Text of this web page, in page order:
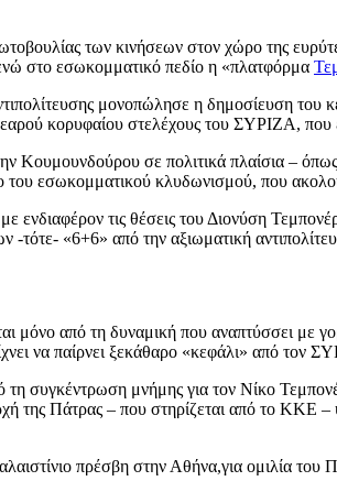
των κινήσεων στον χώρο της
στο εσωκομματικό πεδίο η «πλατφόρμα
μονοπώλησε η δημοσίευση
κορυφαίου στελέχους του ΣΥΡΙΖΑ,
την Κουμουνδούρου σε πολιτικά πλαίσια –
εσωκομματικού κλυδωνισμού, που
τις θέσεις του Διονύση
τότε- «6+6» από την αξιωματική
μόνο από τη δυναμική που αναπτύσσει με
να παίρνει ξεκάθαρο «κεφάλι» από τον
συγκέντρωση μνήμης για τον Νίκο
της Πάτρας – που στηρίζεται από το
πρέσβη στην Αθήνα,για ομιλία